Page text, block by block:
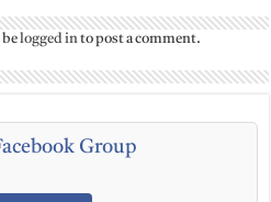
belogged into post a comment.
Group